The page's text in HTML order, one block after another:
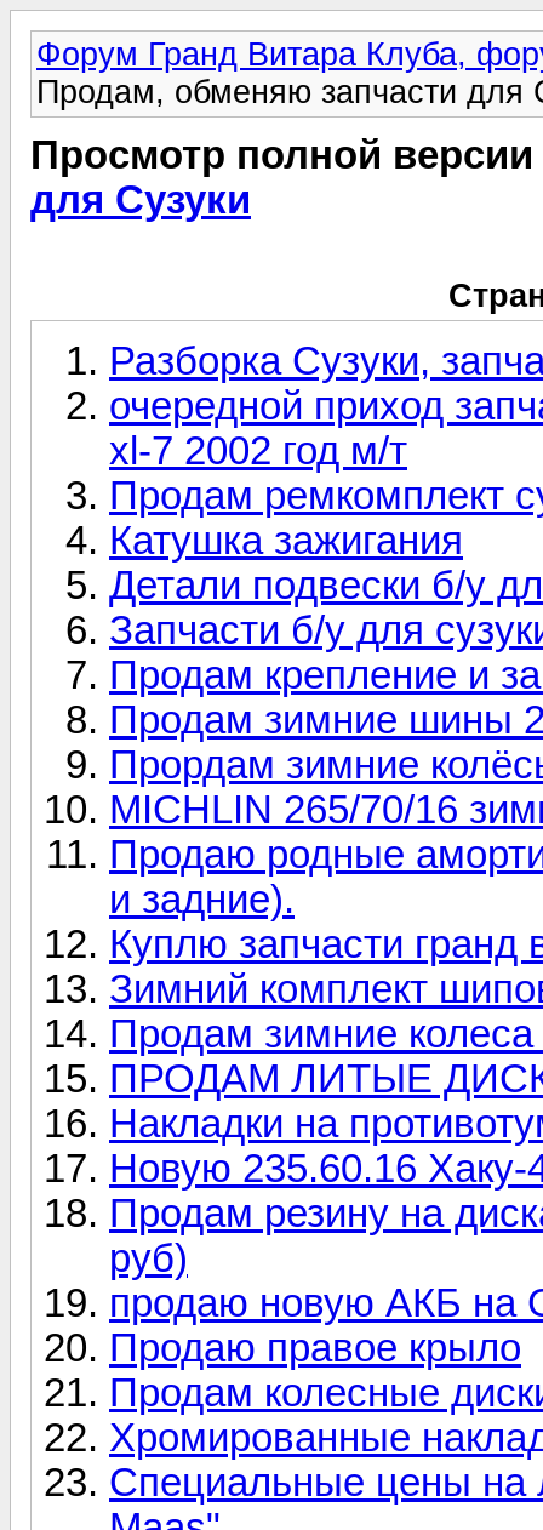
Форум Гранд Витара Клуба,
Продам, обменяю запчасти для
Просмотр полной
для Сузуки
Разборка Сузуки,
очередной приход
xl-7 2002 год м/т
Продам ремкомплект
Катушка зажигания
Детали подвески б/у
Запчасти б/у для
Продам крепление и
Продам зимние шины
Прордам зимние
MICHLIN 265/70/16
Продаю родные
и задние).
Куплю запчасти гранд
Зимний комплект
Продам зимние
ПРОДАМ ЛИТЫЕ
Накладки на
Новую 235.60.16
Продам резину на
руб)
продаю новую АКБ на
Продаю правое крыло
Продам колесные
Хромированные
Специальные цены на